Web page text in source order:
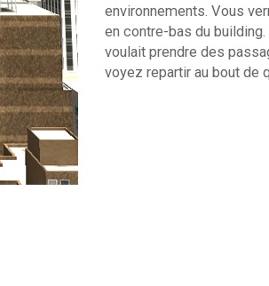
environnements. Vous
en contre-bas du
voulait prendre des
voyez repartir au bout de